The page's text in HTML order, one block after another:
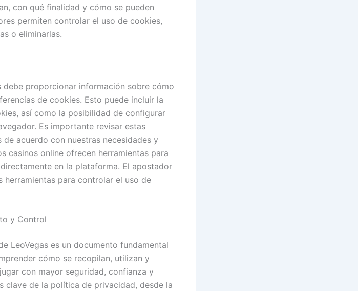
con qué finalidad y cómo se pueden
permiten controlar el uso de cookies,
o eliminarlas.
proporcionar información sobre cómo
de cookies. Esto puede incluir la
así como la posibilidad de configurar
Es importante revisar estas
acuerdo con nuestras necesidades y
casinos online ofrecen herramientas para
en la plataforma. El apostador
herramientas para controlar el uso de
y Control
LeoVegas es un documento fundamental
cómo se recopilan, utilizan y
con mayor seguridad, confianza y
clave de la política de privacidad, desde la